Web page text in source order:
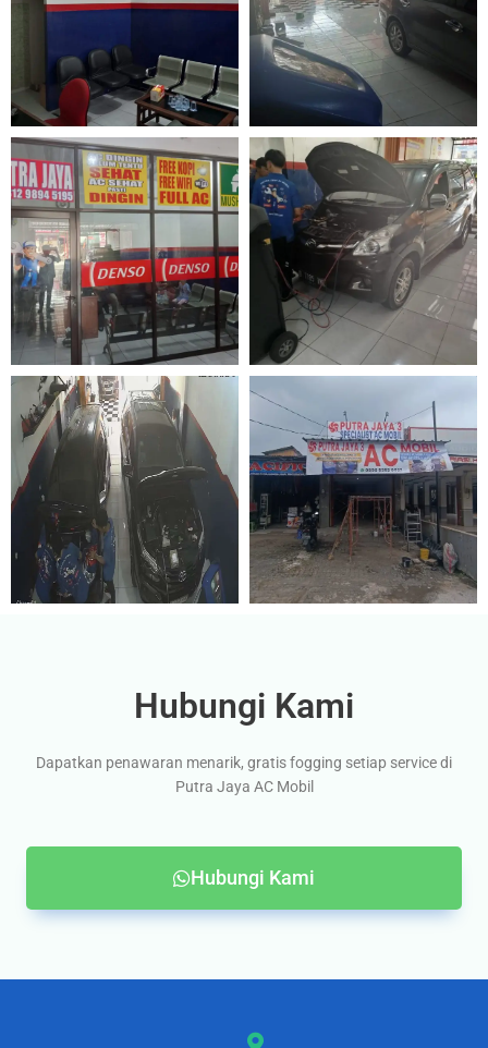
Hubungi Kami
Dapatkan penawaran menarik, gratis fogging setiap service di
Putra Jaya AC Mobil
Hubungi Kami